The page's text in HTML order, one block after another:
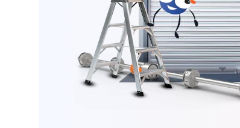
Tous nos produits
Tous nos produits
Tous